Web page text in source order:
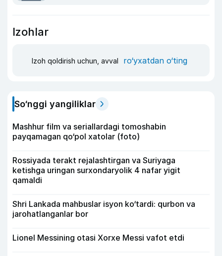
Izohlar
Izoh qoldirish uchun, avval ro‘yxatdan o‘ting
So‘nggi yangiliklar
Mashhur film va seriallardagi tomoshabin
payqamagan qo‘pol xatolar (foto)
Rossiyada terakt rejalashtirgan va Suriyaga
ketishga uringan surxondaryolik 4 nafar yigit
qamaldi
Shri Lankada mahbuslar isyon ko‘tardi: qurbon va
jarohatlanganlar bor
Lionel Messining otasi Xorxe Messi vafot etdi